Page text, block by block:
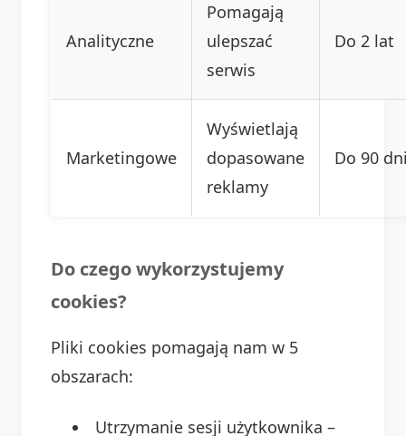
Analityczne
Pomagają
ulepszać
serwis
Do 2 lat
Marketingowe
Wyświetlają
dopasowane
reklamy
Do 90
Do czego wykorzystujemy
cookies?
Pliki cookies pomagają nam w 5
obszarach:
Utrzymanie sesji użytkownika –